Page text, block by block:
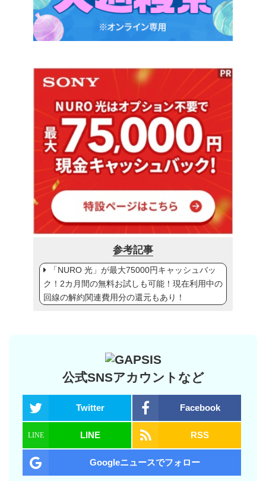
参考記事
「NURO 光」が最大75000円キャッシュバッ
ク！2カ月間の無料お試しも可能！現在利用中の
回線の解約関連費用分の還元もあり！
公式SNSアカウントなど
Twitter Facebook
LINE RSS
Googleニュースでフォロー